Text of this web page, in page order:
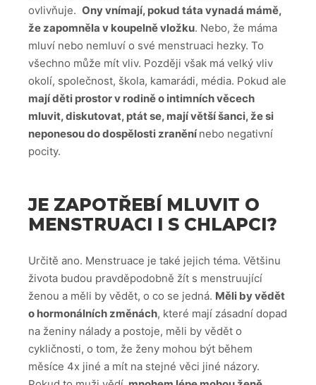
ovlivňuje. Ony vnímají, pokud táta vynadá mámě,
že zapomněla v koupelně vložku. Nebo, že máma
mluví nebo nemluví o své menstruaci hezky. To
všechno může mít vliv. Později však má velký vliv
okolí, společnost, škola, kamarádi, média. Pokud ale
mají děti prostor v rodině o intimních věcech
mluvit, diskutovat, ptát se, mají větší šanci, že si
neponesou do dospělosti zraněnínebo negativní
pocity.
JE ZAPOTŘEBÍ MLUVIT O
MENSTRUACI I S CHLAPCI?
Určitě ano. Menstruace je také jejich téma. Většinu
života budou pravděpodobně žít s menstruující
ženou a měli by vědět, o co se jedná. Měli by vědět
o hormonálních změnách, které mají zásadní dopad
na ženiny nálady a postoje, měli by vědět o
cykličnosti, o tom, že ženy mohou být během
měsíce 4x jiné a mít na stejné věci jiné názory.